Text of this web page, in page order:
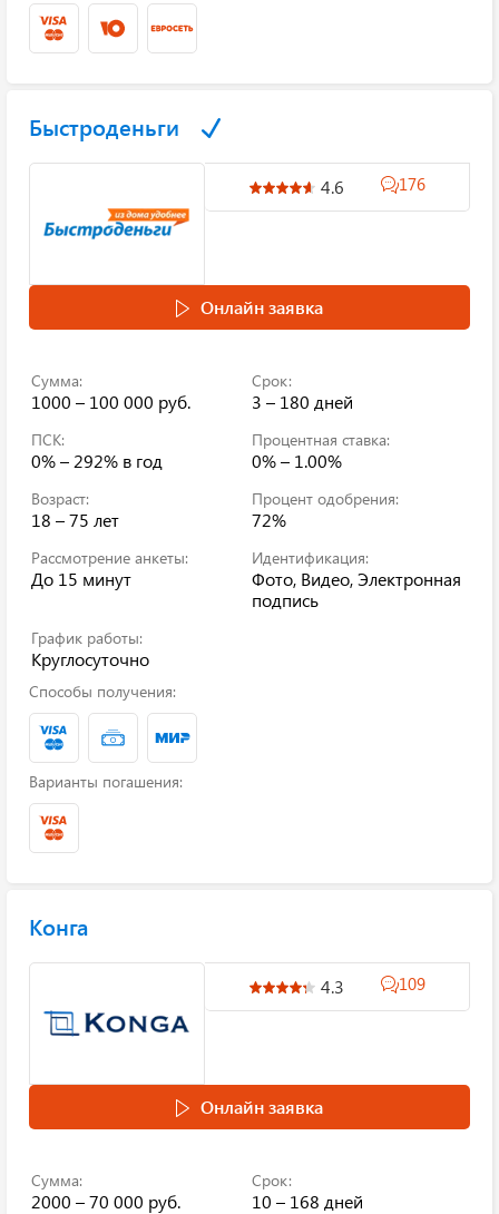
Быстроденьги
4.6 176
Онлайн заявка
Сумма:
1000 – 100 000 руб.
Срок:
3 – 180 дней
ПСК:
0% – 292% в год
Процентная ставка:
0% – 1.00%
Возраст:
18 – 75 лет
Процент одобрения:
72%
Рассмотрение анкеты:
До 15 минут
Идентификация:
Фото, Видео, Электронная
подпись
График работы:
Круглосуточно
Способы получения:
Варианты погашения:
Конга
4.3 109
Онлайн заявка
Сумма:
2000 – 70 000 руб.
Срок:
10 – 168 дней